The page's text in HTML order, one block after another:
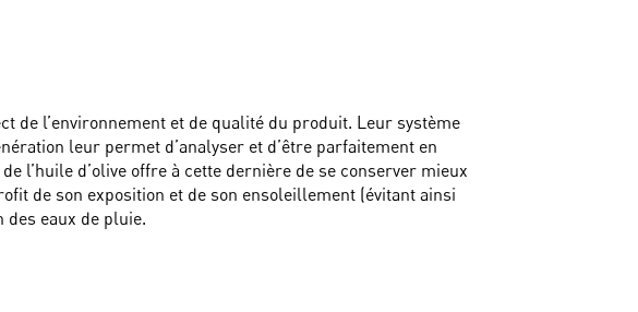
de l’environnement et de qualité du produit. Leur système
leur permet d’analyser et d’être parfaitement en
l’huile d’olive offre à cette dernière de se conserver mieux
de son exposition et de son ensoleillement (évitant ainsi
eaux de pluie.